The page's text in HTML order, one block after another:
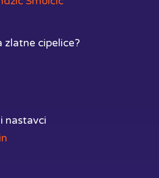
zlatne cipelice?
nastavci